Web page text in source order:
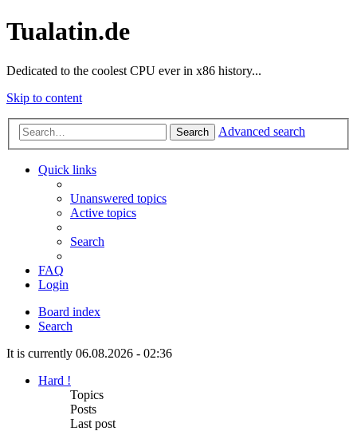
Tualatin.de
Dedicated to the coolest CPU ever in x86 history...
Skip to content
Search Advanced search
Quick links
Unanswered topics
Active topics
Search
FAQ
Login
Board index
Search
It is currently 06.08.2026 - 02:36
Hard !
Topics
Posts
Last post